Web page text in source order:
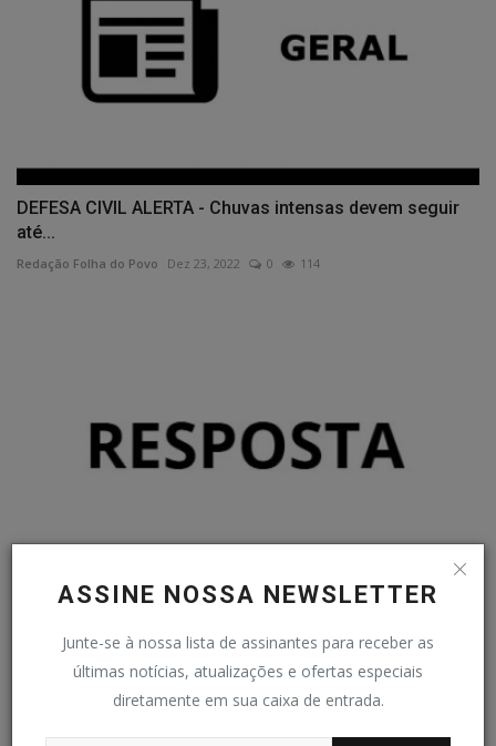
ASSINE NOSSA NEWSLETTER
Junte-se à nossa lista de assinantes para receber as
últimas notícias, atualizações e ofertas especiais
diretamente em sua caixa de entrada.
DEFESA CIVIL ALERTA - Chuvas intensas devem seguir
até...
Redação Folha do Povo Dez 23, 2022 0 114
RESPOSTA - CoopUnidos se posiciona contra